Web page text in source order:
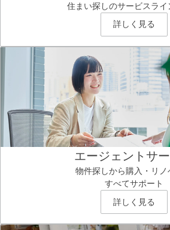
住まい探しのサービスライ
詳しく見る
エージェントサ
物件探しから購入・リノ
すべてサポート
詳しく見る